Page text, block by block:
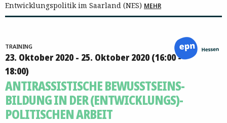
Entwicklungspolitik im Saarland (NES) MEHR
TRAINING
23. Oktober 2020 - 25. Oktober 2020 (16:00 -
18:00)
ANTIRASSISTISCHE BEWUSSTSEINS­
BILDUNG IN DER (ENTWICKLUNGS)­
POLITISCHEN ARBEIT